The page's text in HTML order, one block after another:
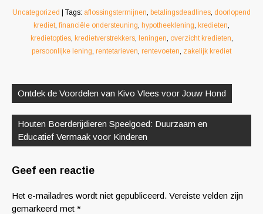
Uncategorized | Tags: aflossingstermijnen, betalingsdeadlines, doorlopend
krediet, financiële ondersteuning, hypotheeklening, kredieten,
kredietopties, kredietverstrekkers, leningen, overzicht kredieten,
persoonlijke lening, rentetarieven, rentevoeten, zakelijk krediet
Ontdek de Voordelen van Kivo Vlees voor Jouw Hond
Houten Boerderijdieren Speelgoed: Duurzaam en
Educatief Vermaak voor Kinderen
Geef een reactie
Het e-mailadres wordt niet gepubliceerd. Vereiste velden zijn
gemarkeerd met *